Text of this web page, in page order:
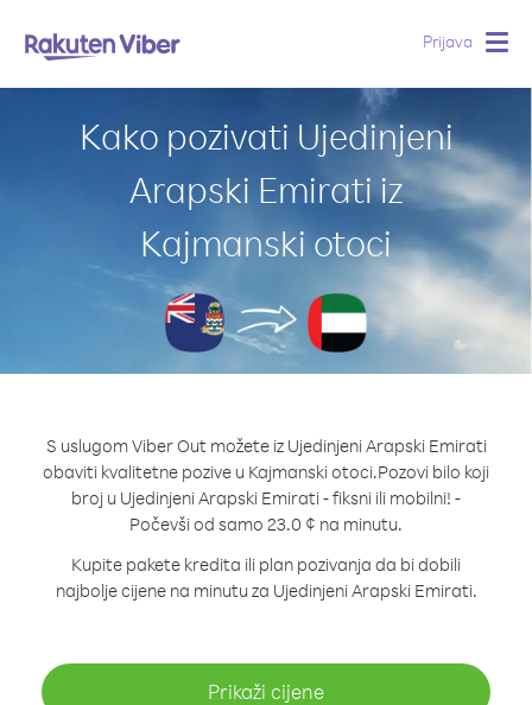
Prijava
Kako pozivati Ujedinjeni
Arapski Emirati iz
Kajmanski otoci
S uslugom Viber Out možete iz Ujedinjeni Arapski Emirati
obaviti kvalitetne pozive u Kajmanski otoci.Pozovi bilo koji
broj u Ujedinjeni Arapski Emirati - fiksni ili mobilni! -
Počevši od samo 23.0 ¢ na minutu.
Kupite pakete kredita ili plan pozivanja da bi dobili
najbolje cijene na minutu za Ujedinjeni Arapski Emirati.
Prikaži cijene